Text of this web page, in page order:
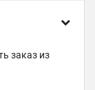
заказ из